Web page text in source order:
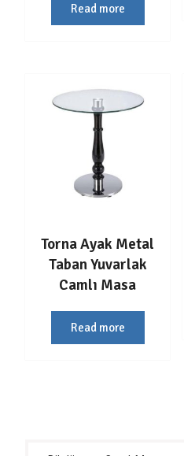
Read more
Torna Ayak Metal
Taban Yuvarlak
Camlı Masa
Read more